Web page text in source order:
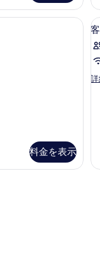
て
デ
ス
ク
き
カ
セ
詳
料金を表示
を
客